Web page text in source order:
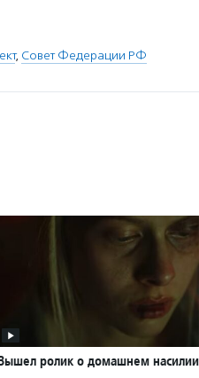
, Совет Федерации РФ
ролик о домашнем насилии